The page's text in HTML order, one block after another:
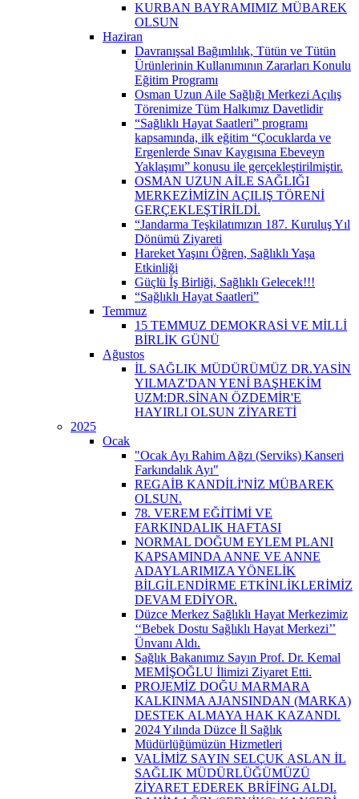
KURBAN BAYRAMIMIZ MÜBAREK
OLSUN
Haziran
Davranışsal Bağımlılık, Tütün ve Tütün
Ürünlerinin Kullanımının Zararları Konulu
Eğitim Programı
Osman Uzun Aile Sağlığı Merkezi Açılış
Törenimize Tüm Halkımız Davetlidir
“Sağlıklı Hayat Saatleri” programı
kapsamında, ilk eğitim “Çocuklarda ve
Ergenlerde Sınav Kaygısına Ebeveyn
Yaklaşımı” konusu ile gerçekleştirilmiştir.
OSMAN UZUN AİLE SAĞLIĞI
MERKEZİMİZİN AÇILIŞ TÖRENİ
GERÇEKLEŞTİRİLDİ.
“Jandarma Teşkilatımızın 187. Kuruluş Yıl
Dönümü Ziyareti
Hareket Yaşını Öğren, Sağlıklı Yaşa
Etkinliği
Güçlü İş Birliği, Sağlıklı Gelecek!!!
“Sağlıklı Hayat Saatleri”
Temmuz
15 TEMMUZ DEMOKRASİ VE MİLLİ
BİRLİK GÜNÜ
Ağustos
İL SAĞLIK MÜDÜRÜMÜZ DR.YASİN
YILMAZ'DAN YENİ BAŞHEKİM
UZM:DR.SİNAN ÖZDEMİR'E
HAYIRLI OLSUN ZİYARETİ
2025
Ocak
"Ocak Ayı Rahim Ağzı (Serviks) Kanseri
Farkındalık Ayı"
REGAİB KANDİLİ'NİZ MÜBAREK
OLSUN.
78. VEREM EĞİTİMİ VE
FARKINDALIK HAFTASI
NORMAL DOĞUM EYLEM PLANI
KAPSAMINDA ANNE VE ANNE
ADAYLARIMIZA YÖNELİK
BİLGİLENDİRME ETKİNLİKLERİMİZ
DEVAM EDİYOR.
Düzce Merkez Sağlıklı Hayat Merkezimiz
‘‘Bebek Dostu Sağlıklı Hayat Merkezi’’
Ünvanı Aldı.
Sağlık Bakanımız Sayın Prof. Dr. Kemal
MEMİŞOĞLU İlimizi Ziyaret Etti.
PROJEMİZ DOĞU MARMARA
KALKINMA AJANSINDAN (MARKA)
DESTEK ALMAYA HAK KAZANDI.
2024 Yılında Düzce İl Sağlık
Müdürlüğümüzün Hizmetleri
VALİMİZ SAYIN SELÇUK ASLAN İL
SAĞLIK MÜDÜRLÜĞÜMÜZÜ
ZİYARET EDEREK BRİFİNG ALDI.